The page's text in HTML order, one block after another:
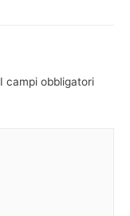
I campi obbligatori